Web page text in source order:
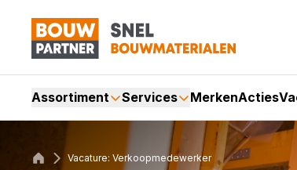
Assortiment Services MerkenActies
Vacature: Verkoopmedewerker